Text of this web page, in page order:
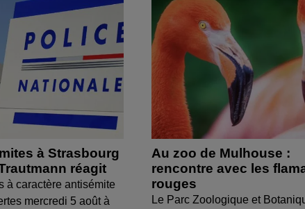
à Strasbourg
réagit
à caractère antisémite
mercredi 5 août à
Au zoo de Mulhouse :
rencontre avec les
rouges
Le Parc Zoologique et